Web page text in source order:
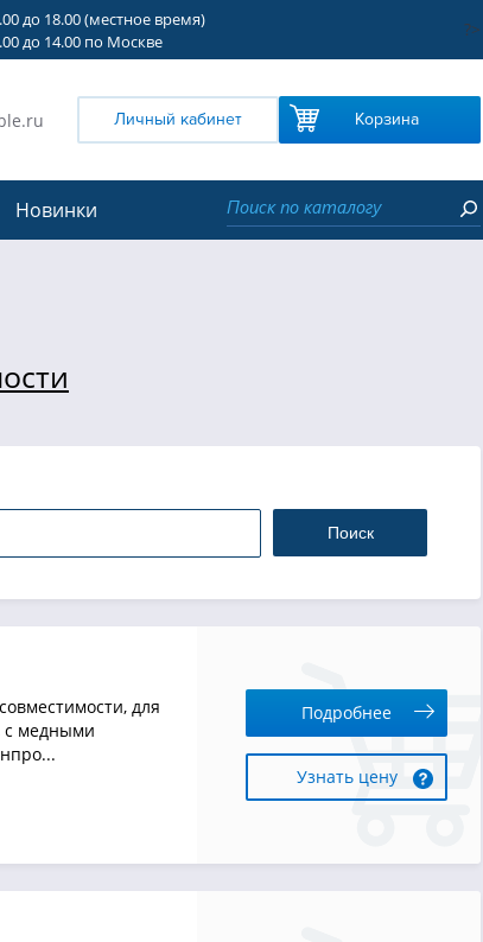
до 18.00 (местное время)
до 14.00 по Москве
?>
Личный кабинет Корзина
Новинки
Поиск
для
с медными
Подробнее
Узнать цену